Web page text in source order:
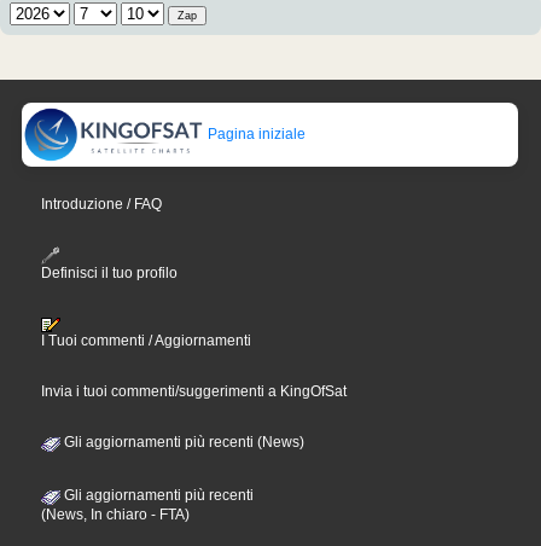
Pagina iniziale
Introduzione / FAQ
Definisci il tuo profilo
I Tuoi commenti / Aggiornamenti
Invia i tuoi commenti/suggerimenti a KingOfSat
Gli aggiornamenti più recenti (News)
Gli aggiornamenti più recenti
(News, In chiaro - FTA)